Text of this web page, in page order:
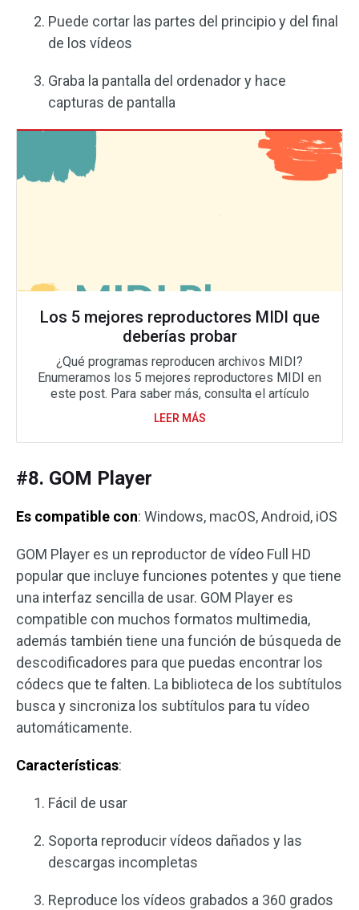
Puede cortar las partes del principio y del final
de los vídeos
Graba la pantalla del ordenador y hace
capturas de pantalla
Los 5 mejores reproductores MIDI que
deberías probar
¿Qué programas reproducen archivos MIDI?
Enumeramos los 5 mejores reproductores MIDI en
este post. Para saber más, consulta el artículo
LEER MÁS
#8. GOM Player
Es compatible con: Windows, macOS, Android, iOS
GOM Player es un reproductor de vídeo Full HD
popular que incluye funciones potentes y que tiene
una interfaz sencilla de usar. GOM Player es
compatible con muchos formatos multimedia,
además también tiene una función de búsqueda de
descodificadores para que puedas encontrar los
códecs que te falten. La biblioteca de los subtítulos
busca y sincroniza los subtítulos para tu vídeo
automáticamente.
Características:
Fácil de usar
Soporta reproducir vídeos dañados y las
descargas incompletas
Reproduce los vídeos grabados a 360 grados